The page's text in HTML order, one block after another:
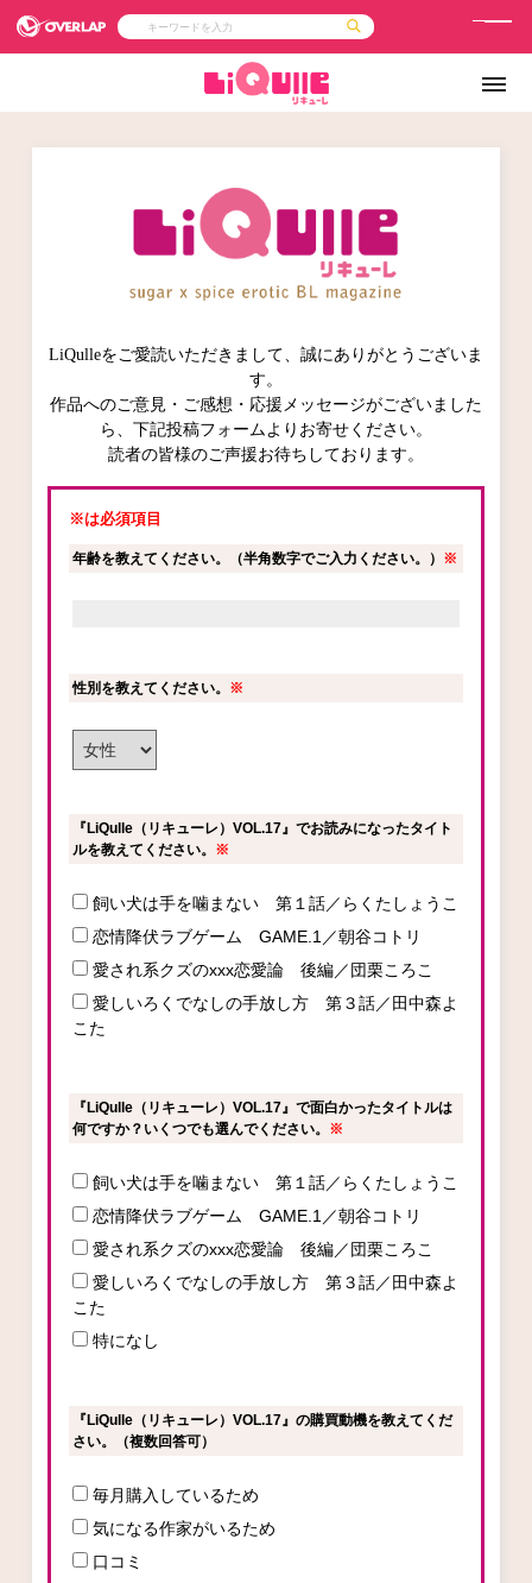
ライトノベル
お問い合わせはこちら
オーバーラップ文庫
オーバーラップノベルス
オーバーラップノベルスf
コミックガルド
リキューレ
コミックエッセイ
閉じる
メ
ー
LiQulleをご愛読いただきまして、誠にありがとうございま
す。
作品へのご意見・ご感想・応援メッセージがございました
ら、下記投稿フォームよりお寄せください。
読者の皆様のご声援お待ちしております。
※は必須項目
年齢を教えてください。（半角数字でご入力ください。） ※
性別を教えてください。 ※
『LiQulle（リキューレ）VOL.17』でお読みになったタイト
ルを教えてください。 ※
飼い犬は手を噛まない 第１話／らくたしょうこ
恋情降伏ラブゲーム GAME.1／朝谷コトリ
愛され系クズのxxx恋愛論 後編／団栗ころこ
愛しいろくでなしの手放し方 第３話／田中森よ
こた
『LiQulle（リキューレ）VOL.17』で面白かったタイトルは
何ですか？いくつでも選んでください。 ※
飼い犬は手を噛まない 第１話／らくたしょうこ
恋情降伏ラブゲーム GAME.1／朝谷コトリ
愛され系クズのxxx恋愛論 後編／団栗ころこ
愛しいろくでなしの手放し方 第３話／田中森よ
こた
特になし
『LiQulle（リキューレ）VOL.17』の購買動機を教えてくだ
さい。（複数回答可）
毎月購入しているため
気になる作家がいるため
口コミ